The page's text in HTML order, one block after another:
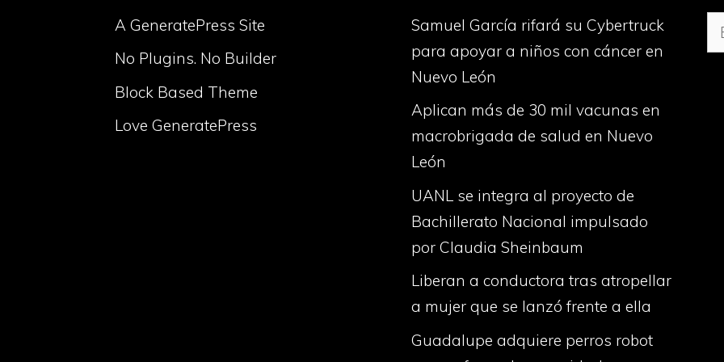
A GeneratePress Site
No Plugins. No Builder
Block Based Theme
Love GeneratePress
Samuel García rifará su Cybertruck
para apoyar a niños con cáncer en
Nuevo León
Aplican más de 30 mil vacunas en
macrobrigada de salud en Nuevo
León
UANL se integra al proyecto de
Bachillerato Nacional impulsado
por Claudia Sheinbaum
Liberan a conductora tras atropellar
a mujer que se lanzó frente a ella
Guadalupe adquiere perros robot